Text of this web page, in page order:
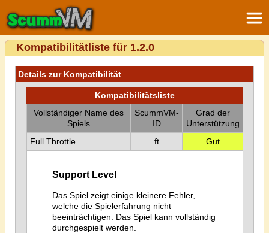
Kompatibilitätliste für 1.2.0
Details zur Kompatibilität
Kompatibilitätsliste
Vollständiger Name des
Spiels
ScummVM-
ID
Grad der
Unterstützung
Full Throttle
ft Gut
Support Level
Das Spiel zeigt einige kleinere Fehler,
welche die Spielerfahrung nicht
beeinträchtigen. Das Spiel kann vollständig
durchgespielt werden.